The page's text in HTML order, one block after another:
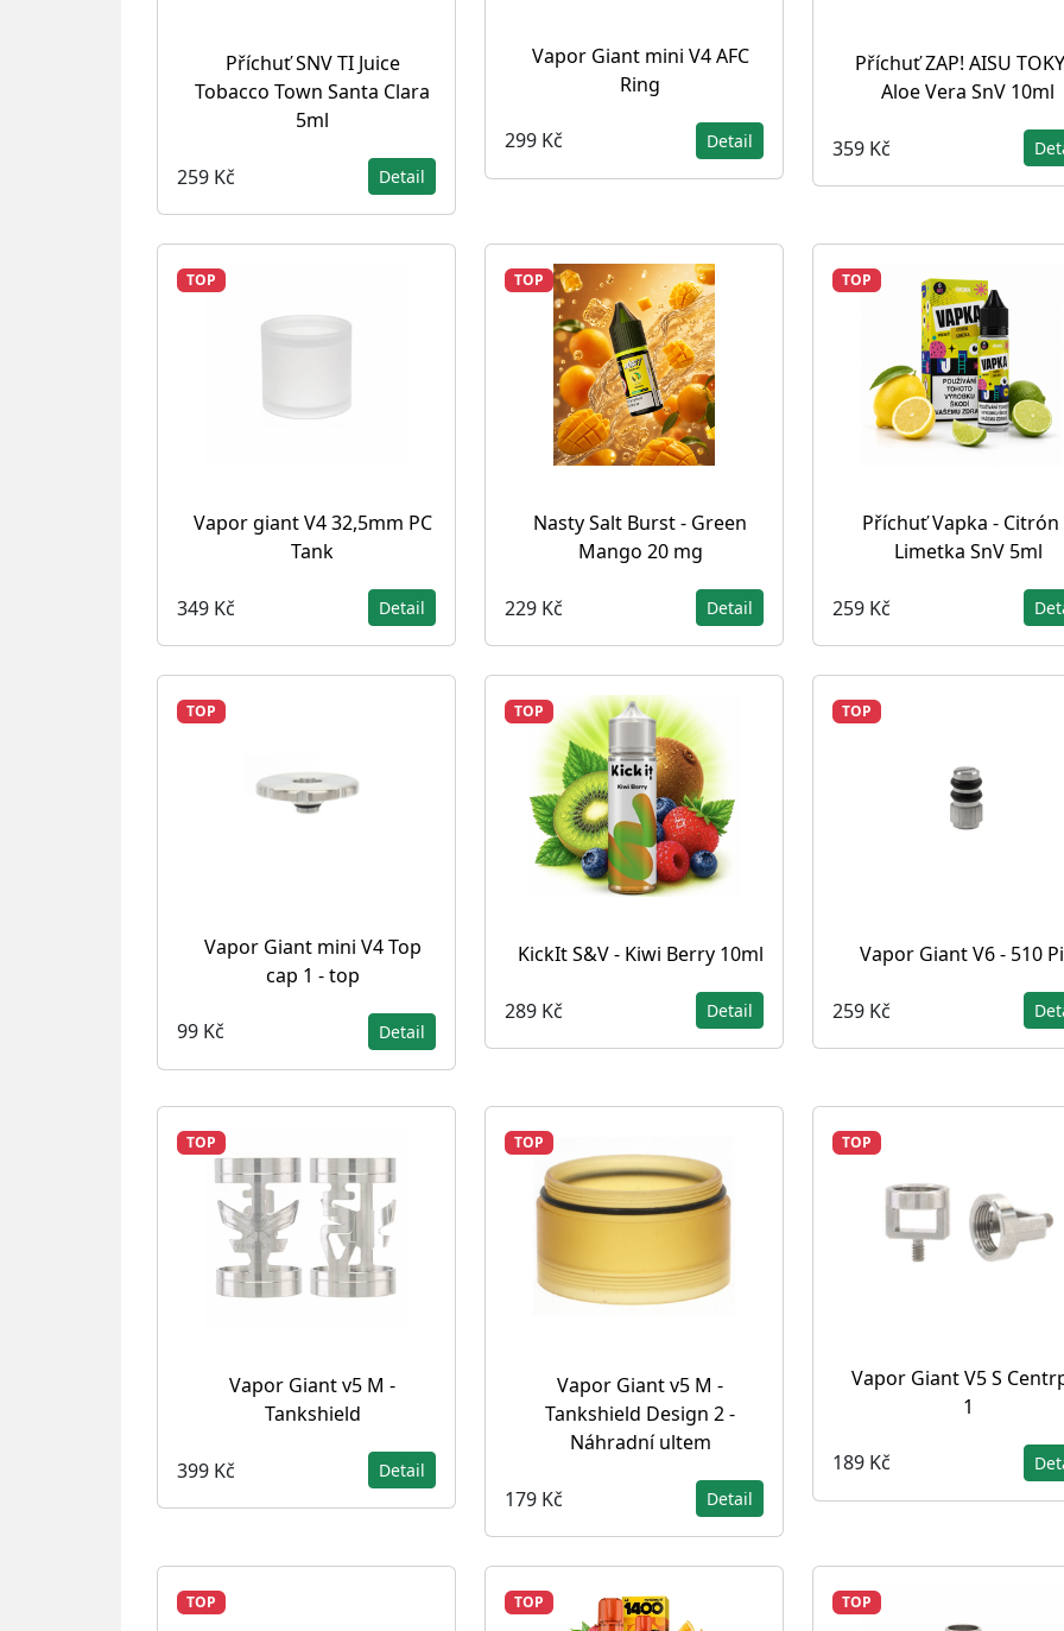
Příchuť SNV TI Juice
Tobacco Town Santa Clara
5ml
259 Kč Detail
Vapor Giant mini V4 AFC
Ring
299 Kč Detail
Příchuť ZAP! AISU
Aloe Vera SnV 10ml
359 Kč
TOP
Vapor giant V4 32,5mm PC
Tank
349 Kč Detail
TOP
Nasty Salt Burst - Green
Mango 20 mg
229 Kč Detail
TOP
Příchuť Vapka - Citrón
Limetka SnV 5ml
259 Kč
TOP
Vapor Giant mini V4 Top
cap 1 - top
99 Kč Detail
TOP
KickIt S&V - Kiwi Berry 10ml
289 Kč Detail
TOP
Vapor Giant V6 - 510
259 Kč
TOP
Vapor Giant v5 M -
Tankshield
399 Kč Detail
TOP
Vapor Giant v5 M -
Tankshield Design 2 -
Náhradní ultem
179 Kč Detail
TOP
Vapor Giant V5 S
1
189 Kč
TOP TOP TOP